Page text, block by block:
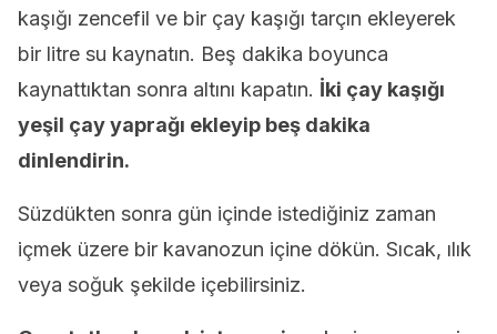
kaşığı zencefil ve bir çay kaşığı tarçın ekleyerek
bir litre su kaynatın. Beş dakika boyunca
kaynattıktan sonra altını kapatın. İki çay kaşığı
yeşil çay yaprağı ekleyip beş dakika
dinlendirin.
Süzdükten sonra gün içinde istediğiniz zaman
içmek üzere bir kavanozun içine dökün. Sıcak, ılık
veya soğuk şekilde içebilirsiniz.